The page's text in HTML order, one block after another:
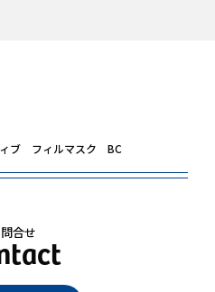
ブ フィルマスク BC
合せ